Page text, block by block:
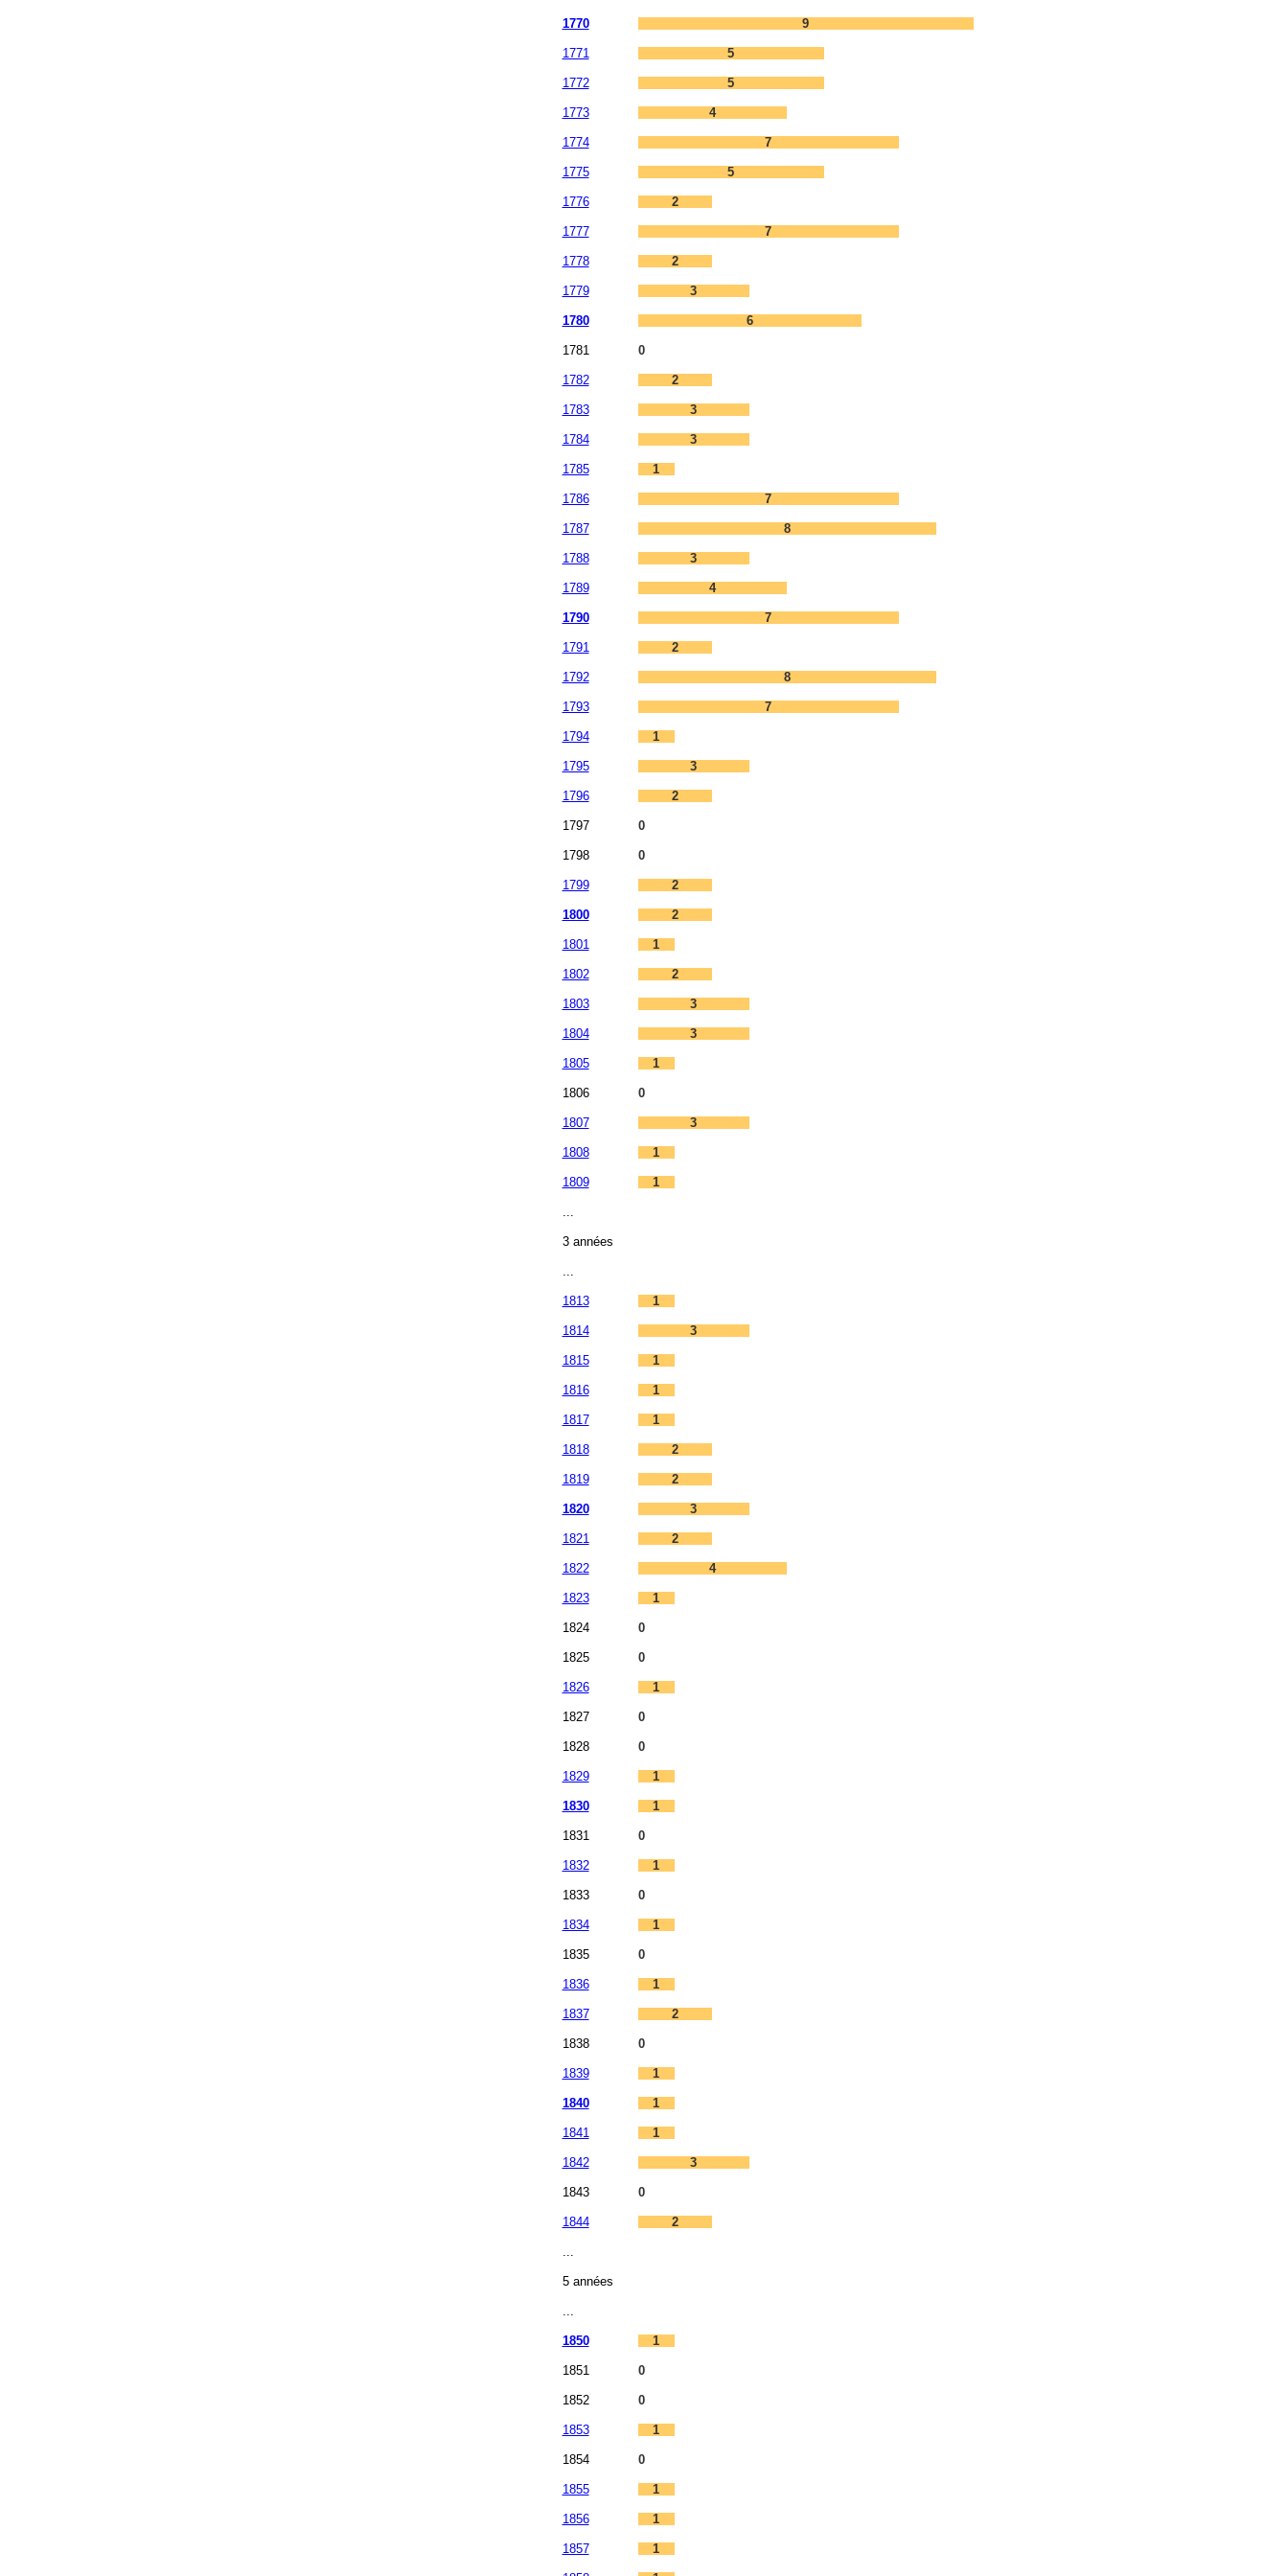
1770 9
1771 5
1772 5
1773 4
1774 7
1775 5
1776 2
1777 7
1778 2
1779 3
1780 6
1781 0
1782 2
1783 3
1784 3
1785 1
1786 7
1787 8
1788 3
1789 4
1790 7
1791 2
1792 8
1793 7
1794 1
1795 3
1796 2
1797 0
1798 0
1799 2
1800 2
1801 1
1802 2
1803 3
1804 3
1805 1
1806 0
1807 3
1808 1
1809 1
3 années
1813 1
1814 3
1815 1
1816 1
1817 1
1818 2
1819 2
1820 3
1821 2
1822 4
1823 1
1824 0
1825 0
1826 1
1827 0
1828 0
1829 1
1830 1
1831 0
1832 1
1833 0
1834 1
1835 0
1836 1
1837 2
1838 0
1839 1
1840 1
1841 1
1842 3
1843 0
1844 2
5 années
1850 1
1851 0
1852 0
1853 1
1854 0
1855 1
1856 1
1857 1